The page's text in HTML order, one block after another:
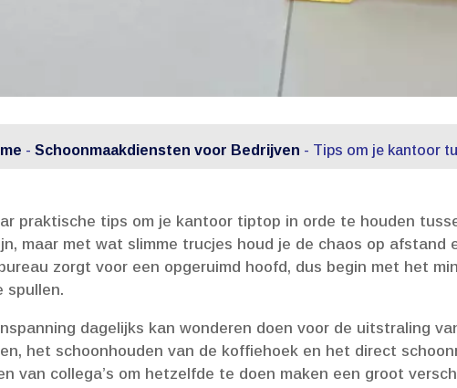
- Schoonmaakdiensten voor Bedrijven - Tips om je kantoor
praktische tips om je kantoor tiptop in orde te houden
maar met wat slimme trucjes houd je de chaos op afstand
zorgt voor een opgeruimd hoofd, dus begin met het
spullen.​
dagelijks kan wonderen doen voor de uitstraling
het schoonhouden van de koffiehoek en het direct
van collega’s om hetzelfde te doen maken een groot